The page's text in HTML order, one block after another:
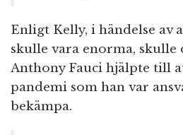
Enligt Kelly, i händelse av
skulle vara enorma, skulle
Anthony Fauci hjälpte till
pandemi som han var
bekämpa.